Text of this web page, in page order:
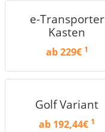
e-Transporter
Kasten
ab 229€ 1
Golf Variant
ab 192,44€ 1